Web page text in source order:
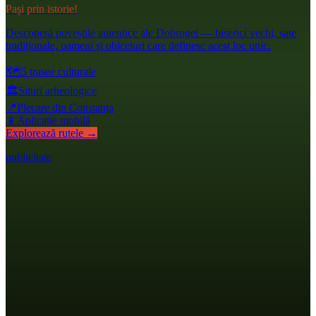
Pași prin istorie!
Descoperă poveștile autentice ale Dobrogei — biserici vechi, sate
tradiționale, oameni și obiceiuri care definesc acest loc unic.
🗺️5 trasee culturale
🏛️Situri arheologice
📍Plecare din Constanța
📱 Aplicație mobilă
Explorează rutele →
publicitate